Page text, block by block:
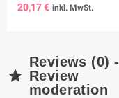
20,17 € inkl. MwSt.

Reviews (0) -
Review
moderation